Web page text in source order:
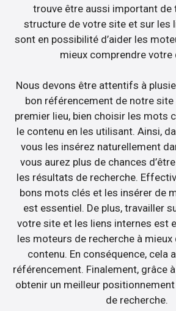
trouve être aussi important de
structure de votre site et sur les
sont en possibilité d’aider les
mieux comprendre votre
Nous devons être attentifs à
bon référencement de notre
premier lieu, bien choisir les mots
le contenu en les utilisant. Ainsi,
vous les insérez naturellement
vous aurez plus de chances
les résultats de recherche.
bons mots clés et les insérer de
est essentiel. De plus, travailler
votre site et les liens internes est
les moteurs de recherche à
contenu. En conséquence, cela
référencement. Finalement, grâce
obtenir un meilleur
de recherche.